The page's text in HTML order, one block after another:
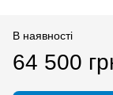
В наявності
64 500